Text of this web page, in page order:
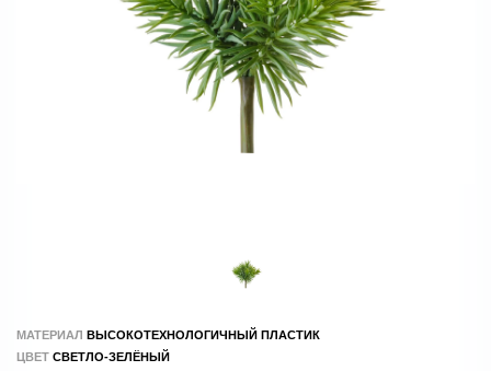
МАТЕРИАЛ ВЫСОКОТЕХНОЛОГИЧНЫЙ ПЛАСТИК
ЦВЕТ СВЕТЛО-ЗЕЛЁНЫЙ